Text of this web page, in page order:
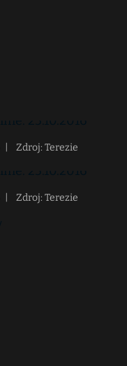
Zdroj: Terezie
Zdroj: Terezie